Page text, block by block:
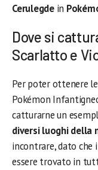
Cerulegdein
Dove si
Scarlatto e
Per poter ottenere
Pokémon
catturarne un
diversi luoghi della
incontrare, dato che
essere trovato in